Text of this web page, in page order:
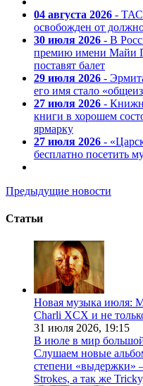
04 августа 2026 -
освобожден от
30 июля 2026 - В
премию имени Майи
поставят балет
29 июля 2026 -
его имя стало
27 июля 2026 -
книги в хорошем
ярмарку
27 июля 2026 -
бесплатно посетить
Предыдущие новости
Статьи
Новая музыка июля:
Charli XCX и не
31 июля 2026, 19:15
В июле в мир
Слушаем новые
степени
Strokes, а так же